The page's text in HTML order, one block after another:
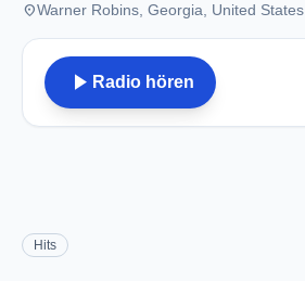
placeWarner Robins, Georgia, United States
play_arrow Radio hören
Hits